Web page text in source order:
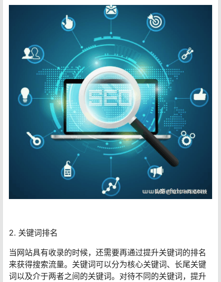
2. 关键词排名
当网站具有收录的时候，还需要再通过提升关键词的排名
来获得搜索流量。关键词可以分为核心关键词、长尾关键
词以及介于两者之间的关键词。对待不同的关键词，提升